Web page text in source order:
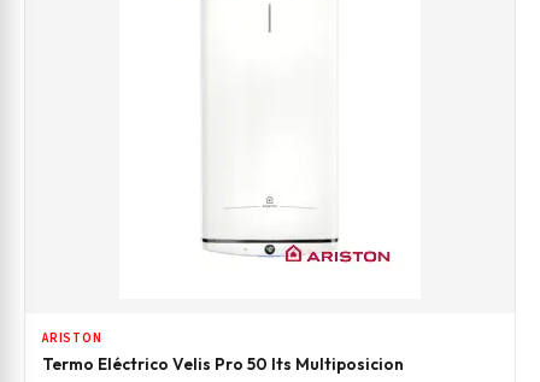
ARISTON
Termo Eléctrico Velis Pro 50 lts Multiposicion